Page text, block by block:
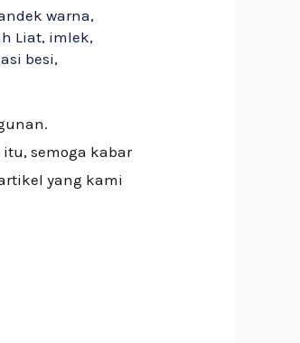
warna,
Liat, imlek,
besi,
semoga kabar
yang kami